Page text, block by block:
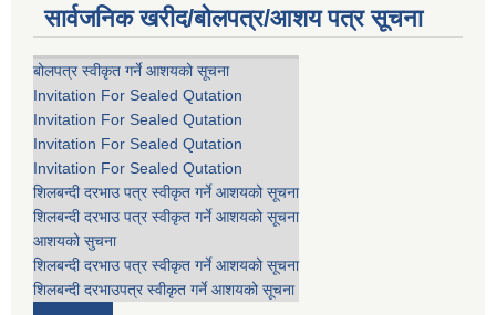
सार्वजनिक खरीद/बोलपत्र/आशय पत्र सूचना
बोलपत्र स्वीकृत गर्ने आशयको सूचना
Invitation For Sealed Qutation
Invitation For Sealed Qutation
Invitation For Sealed Qutation
Invitation For Sealed Qutation
शिलबन्दी दरभाउ पत्र स्वीकृत गर्ने आशयको सूचना
शिलबन्दी दरभाउ पत्र स्वीकृत गर्ने आशयको सूचना
आशयको सुचना
शिलबन्दी दरभाउ पत्र स्वीकृत गर्ने आशयको सूचना
शिलबन्दी दरभाउपत्र स्वीकृत गर्ने आशयको सूचना